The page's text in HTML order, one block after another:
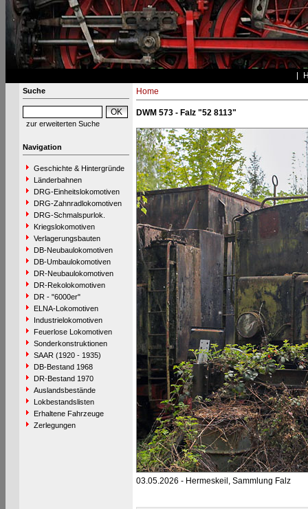
Suche
zur erweiterten Suche
Navigation
Geschichte & Hintergründe
Länderbahnen
DRG-Einheitslokomotiven
DRG-Zahnradlokomotiven
DRG-Schmalspurlok.
Kriegslokomotiven
Verlagerungsbauten
DB-Neubaulokomotiven
DB-Umbaulokomotiven
DR-Neubaulokomotiven
DR-Rekolokomotiven
DR - "6000er"
ELNA-Lokomotiven
Industrielokomotiven
Feuerlose Lokomotiven
Sonderkonstruktionen
SAAR (1920 - 1935)
DB-Bestand 1968
DR-Bestand 1970
Auslandsbestände
Lokbestandslisten
Erhaltene Fahrzeuge
Zerlegungen
Home
DWM 573 - Falz "52 8113"
03.05.2026 - Hermeskeil, Sammlung Falz